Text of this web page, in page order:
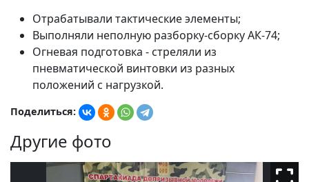
Отрабатывали тактические элементы;
Выполняли неполную разборку-сборку АК-74;
Огневая подготовка - стреляли из
пневматической винтовки из разных
положений с нагрузкой.
Поделиться:
Другие фото